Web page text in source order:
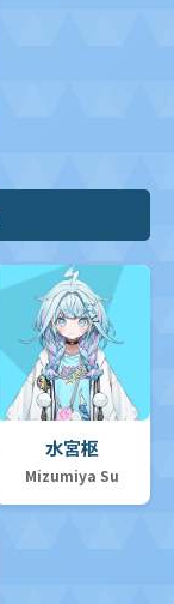
水宮枢
Mizumiya Su